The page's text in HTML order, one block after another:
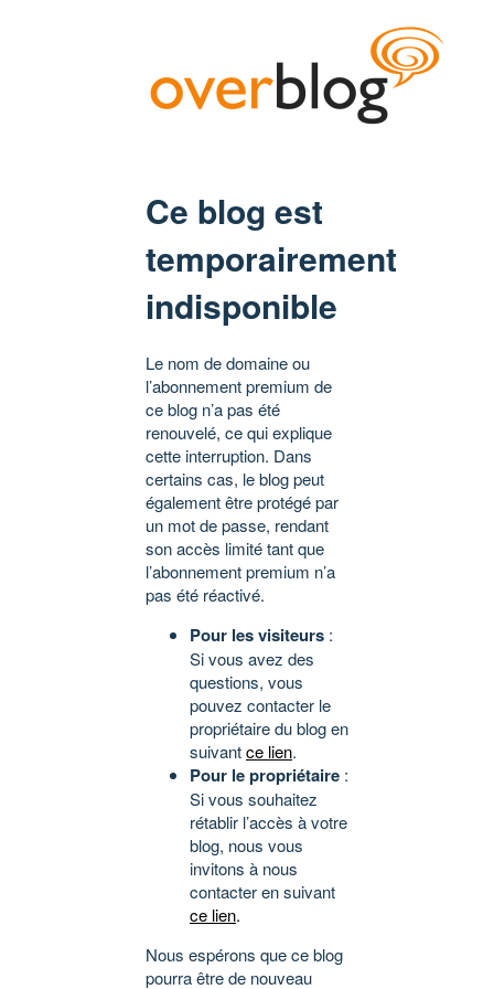
Ce blog est
temporairement
indisponible
Le nom de domaine ou
l’abonnement premium de
ce blog n’a pas été
renouvelé, ce qui explique
cette interruption. Dans
certains cas, le blog peut
également être protégé par
un mot de passe, rendant
son accès limité tant que
l’abonnement premium n’a
pas été réactivé.
Pour les visiteurs :
Si vous avez des
questions, vous
pouvez contacter le
propriétaire du blog en
suivantce lien.
Pour le propriétaire :
Si vous souhaitez
rétablir l’accès à votre
blog, nous vous
invitons à nous
contacter en suivant
ce lien.
Nous espérons que ce blog
pourra être de nouveau